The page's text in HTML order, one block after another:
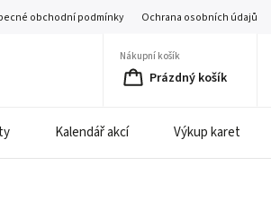
obchodní podmínky Ochrana osobních údajů
Nákupní košík
Prázdný košík
Kalendář akcí Výkup karet